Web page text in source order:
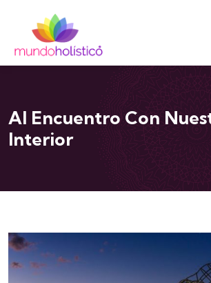
Al Encuentro Con
Interior